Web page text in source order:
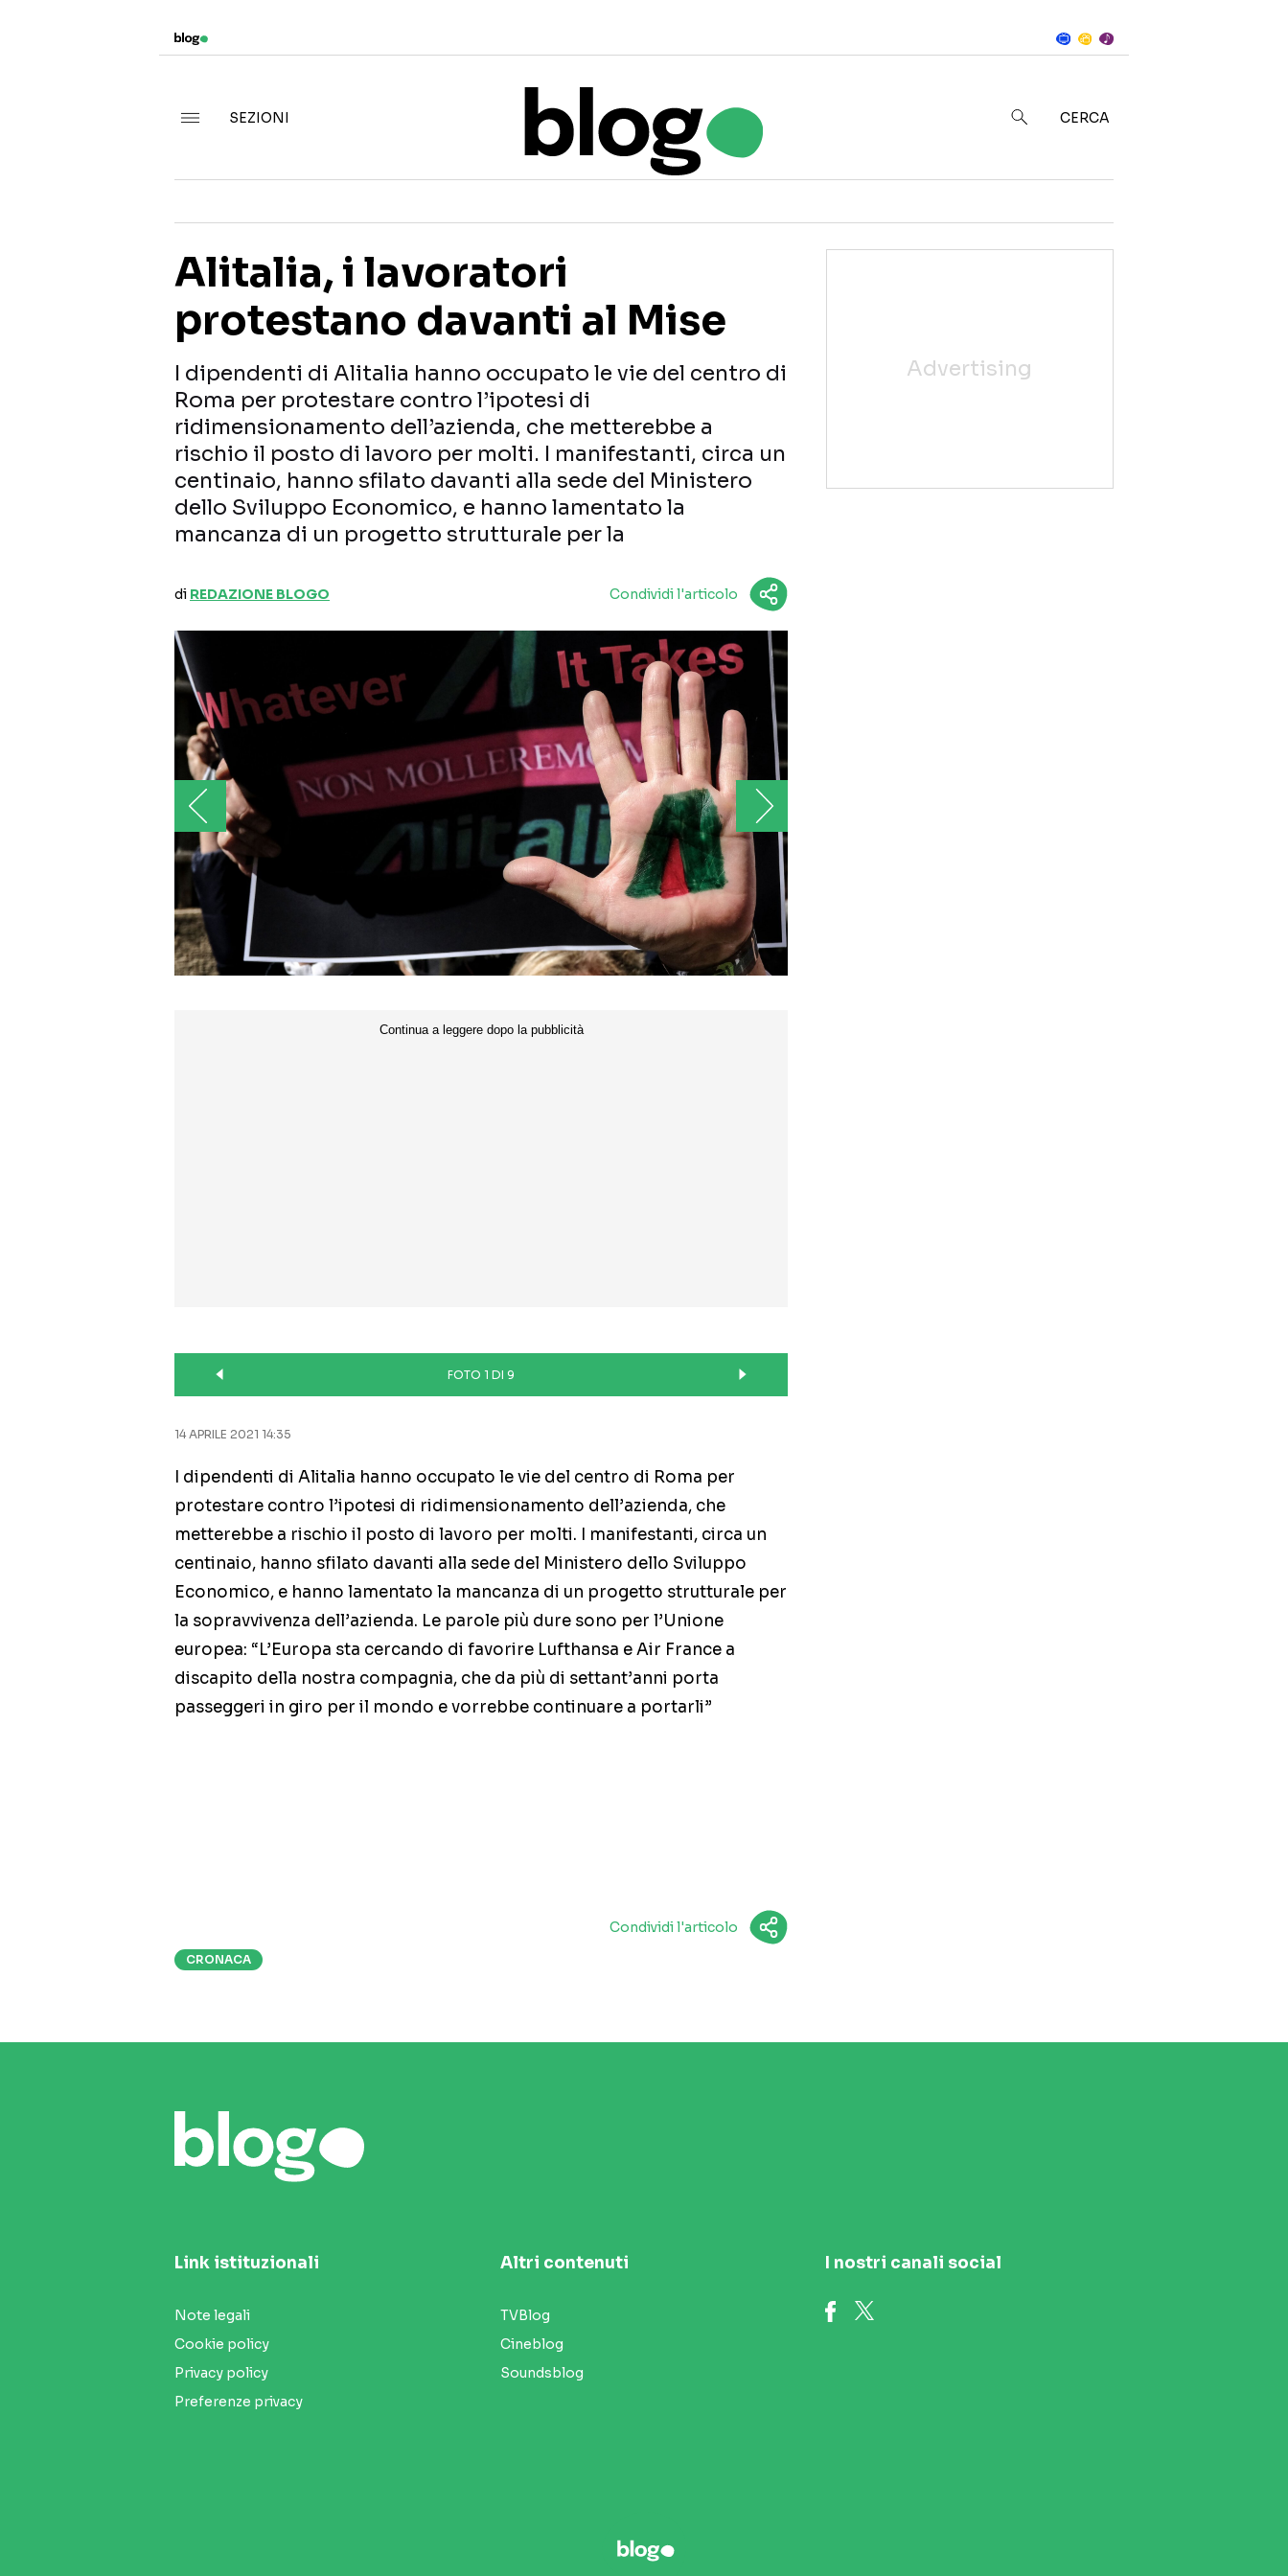
in Notizie
SEZIONI CERCA
Alitalia, i lavoratori
protestano davanti al Mise
I dipendenti di Alitalia hanno occupato le vie del centro di
Roma per protestare contro l’ipotesi di
ridimensionamento dell’azienda, che metterebbe a
rischio il posto di lavoro per molti. I manifestanti, circa un
centinaio, hanno sfilato davanti alla sede del Ministero
dello Sviluppo Economico, e hanno lamentato la
mancanza di un progetto strutturale per la
di REDAZIONE BLOGO Condividi l'articolo
FOTO 1 DI 9
14 APRILE 2021 14:35
I dipendenti di Alitalia hanno occupato le vie del centro di Roma per
protestare contro l’ipotesi di ridimensionamento dell’azienda, che
metterebbe a rischio il posto di lavoro per molti. I manifestanti, circa un
centinaio, hanno sfilato davanti alla sede del Ministero dello Sviluppo
Economico, e hanno lamentato la mancanza di un progetto strutturale per
la sopravvivenza dell’azienda. Le parole più dure sono per l’Unione
europea: “L’Europa sta cercando di favorire Lufthansa e Air France a
discapito della nostra compagnia, che da più di settant’anni porta
passeggeri in giro per il mondo e vorrebbe continuare a portarli”
Condividi l'articolo
CRONACA
Link istituzionali
Note legali
Cookie policy
Privacy policy
Preferenze privacy
Altri contenuti
TVBlog
Cineblog
Soundsblog
I nostri canali social